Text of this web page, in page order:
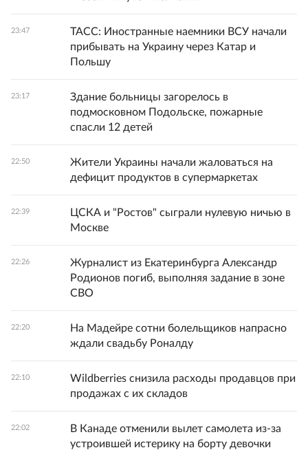
23:47
ТАСС: Иностранные наемники ВСУ начали
прибывать на Украину через Катар и
Польшу
23:17
Здание больницы загорелось в
подмосковном Подольске, пожарные
спасли 12 детей
22:50
Жители Украины начали жаловаться на
дефицит продуктов в супермаркетах
22:39
ЦСКА и "Ростов" сыграли нулевую ничью в
Москве
22:26
Журналист из Екатеринбурга Александр
Родионов погиб, выполняя задание в зоне
СВО
22:20
На Мадейре сотни болельщиков напрасно
ждали свадьбу Роналду
22:10
Wildberries снизила расходы продавцов при
продажах с их складов
22:02
В Канаде отменили вылет самолета из-за
устроившей истерику на борту девочки